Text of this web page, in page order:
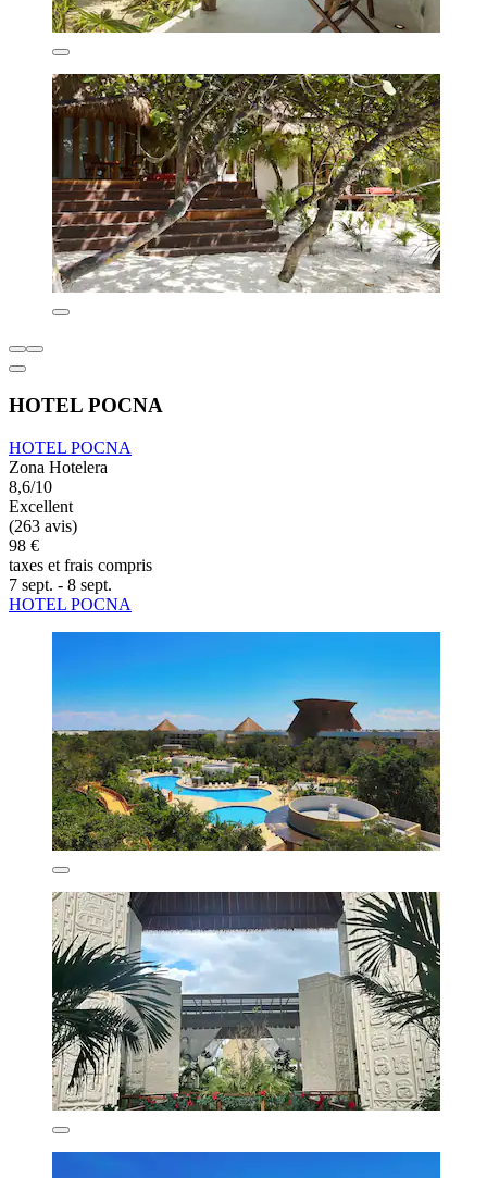
HOTEL POCNA
HOTEL POCNA
Zona Hotelera
8,6/10
Excellent
(263 avis)
98 €
taxes et frais compris
7 sept. - 8 sept.
HOTEL POCNA